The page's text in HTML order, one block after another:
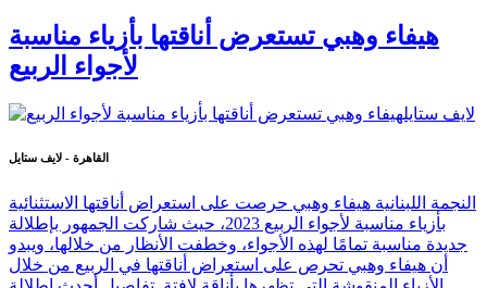
هيفاء وهبي تستعرض أناقتها بأزياء مناسبة
لأجواء الربيع
القاهرة - لايف ستايل
النجمة اللبنانية هيفاء وهبي حرصت على استعراض أناقتها الاستثنائية
بأزياء مناسبة لأجواء الربيع 2023، حيث شاركت الجمهور بإطلالة
جديدة مناسبة تمامًا لهذه الأجواء، وخطفت الأنظار من خلالها، ويبدو
أن هيفاء وهبي تحرص على استعراض أناقتها في الربيع من خلال